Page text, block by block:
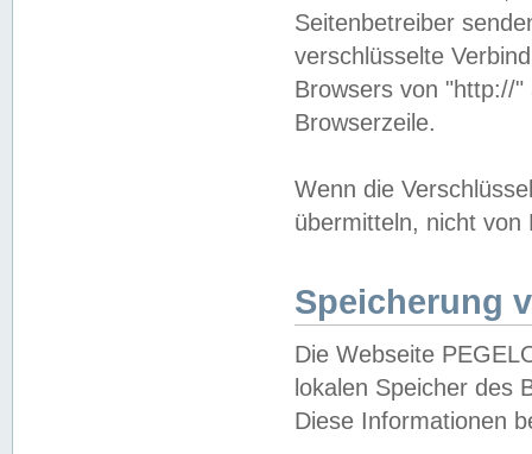
Seitenbetreiber
verschlüsselte
Browsers von "http://
Browserzeile.
Wenn die
übermitteln, nicht von
Speicherung
Die Webseite
lokalen Speicher des
Diese Informationen